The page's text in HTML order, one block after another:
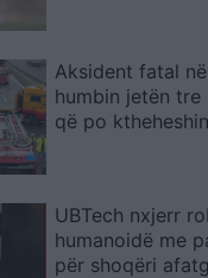
Aksident fatal
humbin jetën tre
që po
UBTech nxjerr
humanoidë me
për shoqëri